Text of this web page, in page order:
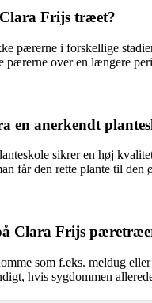
Frijs træet?
pærerne i forskellige
pærerne over en længere
anerkendt
sikrer en høj
får den rette plante til den
Clara Frijs
som f.eks. meldug
hvis sygdommen